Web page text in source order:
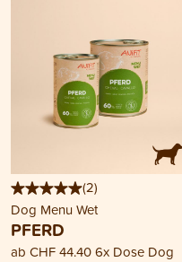
(2)
Dog Menu Wet
PFERD
ab CHF 44.406x Dose Dog